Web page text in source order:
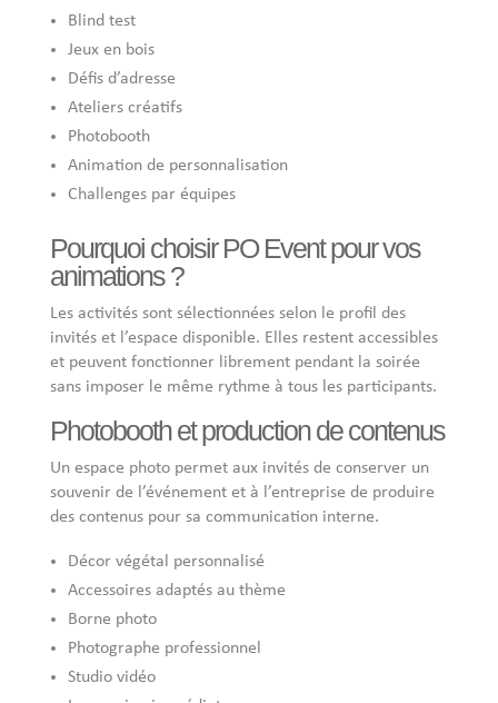
Blind test
Jeux en bois
Défis d’adresse
Ateliers créatifs
Photobooth
Animation de personnalisation
Challenges par équipes
Pourquoi choisir PO Event pour vos
animations ?
Les activités sont sélectionnées selon le profil des
invités et l’espace disponible. Elles restent accessibles
et peuvent fonctionner librement pendant la soirée
sans imposer le même rythme à tous les participants.
Photobooth et production de contenus
Un espace photo permet aux invités de conserver un
souvenir de l’événement et à l’entreprise de produire
des contenus pour sa communication interne.
Décor végétal personnalisé
Accessoires adaptés au thème
Borne photo
Photographe professionnel
Studio vidéo